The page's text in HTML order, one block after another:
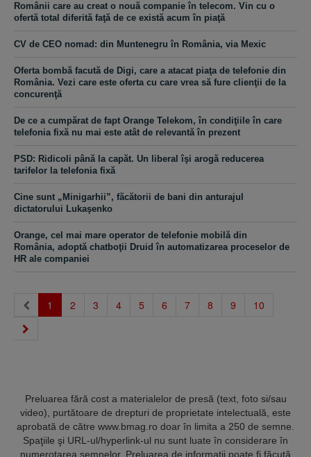
Românii care au creat o nouă companie în telecom. Vin cu o
ofertă total diferită faţă de ce există acum în piaţă
CV de CEO nomad: din Muntenegru în România, via Mexic
Oferta bombă facută de Digi, care a atacat piaţa de telefonie din
România. Vezi care este oferta cu care vrea să fure clienţii de la
concurenţă
De ce a cumpărat de fapt Orange Telekom, în condiţiile în care
telefonia fixă nu mai este atât de relevantă în prezent
PSD: Ridicoli până la capăt. Un liberal îşi arogă reducerea
tarifelor la telefonia fixă
Cine sunt „Minigarhii”, făcătorii de bani din anturajul
dictatorului Lukaşenko
Orange, cel mai mare operator de telefonie mobilă din
România, adoptă chatboţii Druid în automatizarea proceselor de
HR ale companiei
1 (current)
2 3 4 5 6 7 8 9 10
Preluarea fără cost a materialelor de presă (text, foto si/sau
video), purtătoare de drepturi de proprietate intelectuală, este
aprobată de către www.bmag.ro doar în limita a 250 de semne.
Spaţiile şi URL-ul/hyperlink-ul nu sunt luate în considerare în
numerotarea semnelor. Preluarea de informaţii poate fi făcută